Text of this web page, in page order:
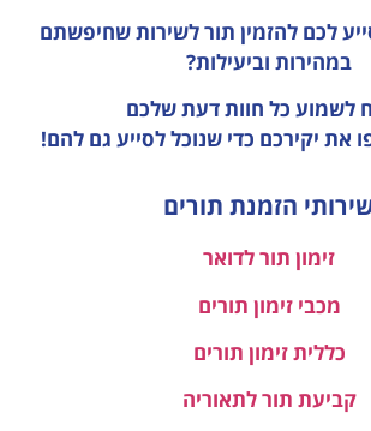
לכם להזמין תור לשירות שחיפשתם
במהירות וביעילות?
לשמוע כל חוות דעתשלכם
יקירכם כדי שנוכל לסייע גם להם!
הזמנת תורים
זימון תור לדואר
מכבי זימון תורים
כללית זימון תורים
קביעת תור לתאוריה